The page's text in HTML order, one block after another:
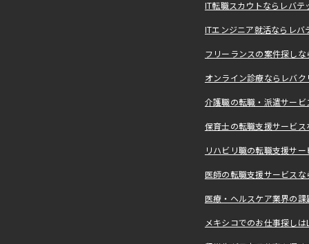
IT転職スカウトならレバテ
ITエンジニア就活ならレバ
フリーランスの案件探し
オンライン診療ならレバク
介護職の転職・派遣サー
保育士の転職支援サービ
リハビリ職の転職支援サ
医師の転職支援サービス
医療・ヘルスケア業界の
メキシコでのお仕事探し